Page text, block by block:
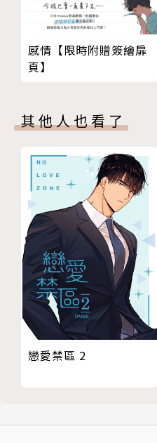
感情【限時附贈簽繪扉
頁】
其他人也看了
戀愛禁區 2